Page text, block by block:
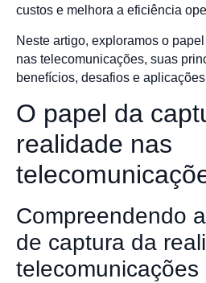
custos e melhora a eficiência
Neste artigo, exploramos o
nas telecomunicações, suas
benefícios, desafios e
O papel da
realidade nas
Compreendendo
de captura da
telecomunicações